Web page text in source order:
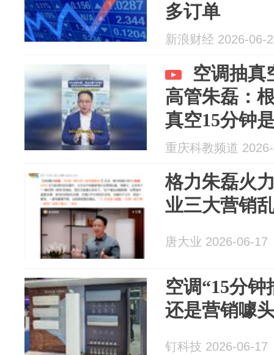
多订单
新浪财经 2026-06-
空调抽真
高管朱磊：
真空15分钟
重庆科教频道
格力朱磊火
业三大营销
唐大业 2026-06-17
空调“15分
还是营销噱
钉科技 2026-06-17